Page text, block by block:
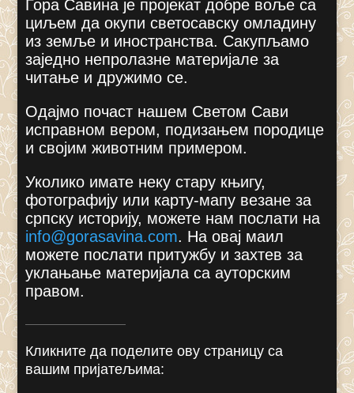
Гора Савина је пројекат добре воље са
циљем да окупи светосавску омладину
из земље и иностранства. Сакупљамо
заједно непролазне материјале за
читање и дружимо се.
Одајмо почаст нашем Светом Сави
исправном вером, подизањем породице
и својим животним примером.
Уколико имате неку стару књигу,
фотографију или карту-мапу везане за
српску историју, можете нам послати на
info@gorasavina.com. На овај маил
можете послати притужбу и захтев за
уклањање материјала са ауторским
правом.
Кликните да поделите ову страницу са
вашим пријатељима: